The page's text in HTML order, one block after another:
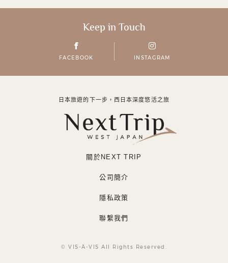
Keep in Touch
FACEBOOK INSTAGRAM
日本旅遊的下一步，西日本深度悠活之旅
關於NEXT TRIP
公司簡介
隱私政策
聯繫我們
© VIS-À-VIS All Rights Reserved.